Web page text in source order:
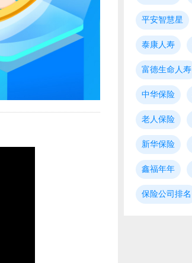
平安智慧星
泰康人寿
富德生命人寿
中华保险
老人保险
新华保险
鑫福年年
保险公司排名